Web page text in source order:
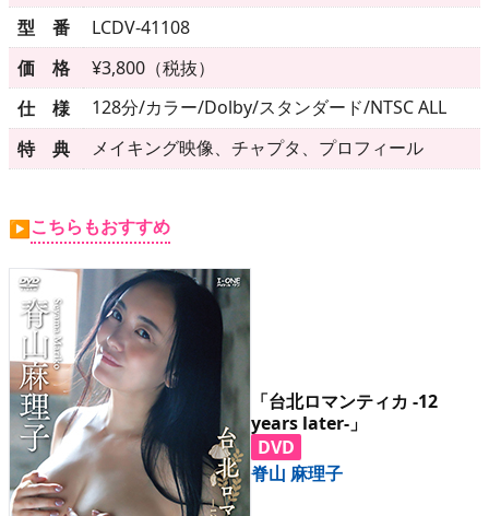
▶個人情報保護について
▶ よくあるご質問
▶ 会社概要
▶お問い合わせフォーム
型 番
LCDV-41108
価 格
¥3,800（税抜）
仕 様
128分/カラー/Dolby/スタンダード/NTSC ALL
特 典
メイキング映像、チャプタ、プロフィール
▶こちらもおすすめ
「台北ロマンティカ -12
years later-」
DVD
脊山 麻理子